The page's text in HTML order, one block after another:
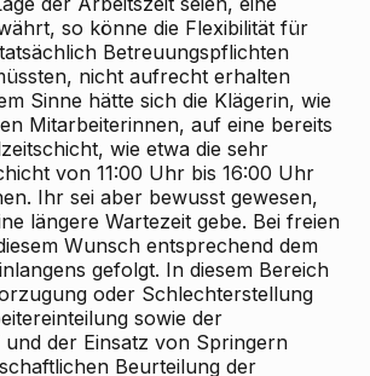
so könne die Flexibilität für
Betreuungspflichten
nicht aufrecht erhalten
Sinne hätte sich die Klägerin, wie
Mitarbeiterinnen, auf eine bereits
wie etwa die sehr
von 11:00 Uhr bis 16:00 Uhr
Ihr sei aber bewusst gewesen,
längere Wartezeit gebe. Bei freien
Wunsch entsprechend dem
gefolgt. In diesem Bereich
oder Schlechterstellung
sowie der
der Einsatz von Springern
Beurteilung der